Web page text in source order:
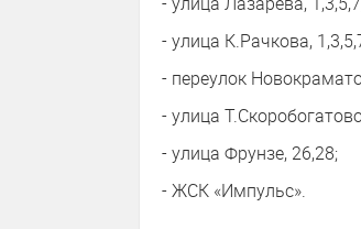
- улица К.Рачкова,
- переулок
- улица
- улица Фрунзе, 26,28;
- ЖСК «Импульс».